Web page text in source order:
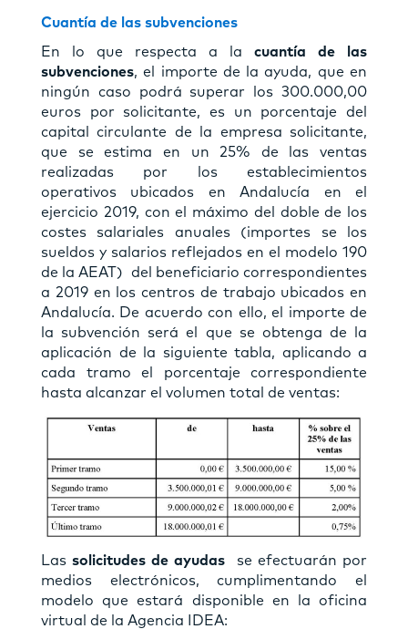
Cuantía de las subvenciones
En lo que respecta a la cuantía de las
subvenciones, el importe de la ayuda, que en
ningún caso podrá superar los 300.000,00
euros por solicitante, es un porcentaje del
capital circulante de la empresa solicitante,
que se estima en un 25% de las ventas
realizadas por los establecimientos
operativos ubicados en Andalucía en el
ejercicio 2019, con el máximo del doble de los
costes salariales anuales (importes se los
sueldos y salarios reflejados en el modelo 190
de la AEAT) del beneficiario correspondientes
a 2019 en los centros de trabajo ubicados en
Andalucía. De acuerdo con ello, el importe de
la subvención será el que se obtenga de la
aplicación de la siguiente tabla, aplicando a
cada tramo el porcentaje correspondiente
hasta alcanzar el volumen total de ventas:
Lassolicitudes de ayudas se efectuarán por
medios electrónicos, cumplimentando el
modelo que estará disponible en la oficina
virtual de la Agencia IDEA: